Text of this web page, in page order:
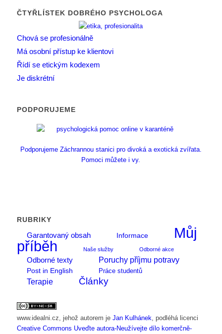
ČTYŘLÍSTEK DOBRÉHO PSYCHOLOGA
Chová se profesionálně
Má osobní přístup ke klientovi
Řídí se etickým kodexem
Je diskrétní
PODPORUJEME
Podporujeme Záchrannou stanici pro divoká a exotická zvířata.
Pomoci můžete i vy.
RUBRIKY
Garantovaný obsah
Informace
Můj
příběh
Naše služby Odborné akce
Odborné texty Poruchy příjmu potravy
Post in English Práce studentů
Terapie Články
www.idealni.cz , jehož autorem je Jan Kulhánek , podléhá licenci
Creative Commons Uveďte autora-Neužívejte dílo komerčně-